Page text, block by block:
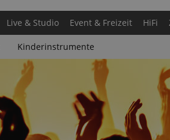
Live & Studio Event & Freizeit HiFi
Kinderinstrumente